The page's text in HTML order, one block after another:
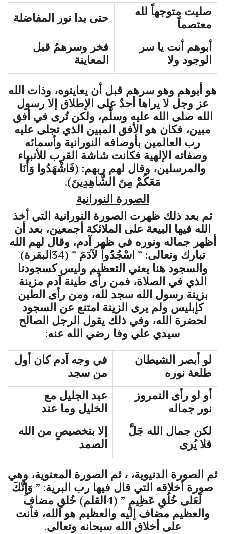
صليت متوجهاً لله
معتصماً
حتى بدا نور المفاضلة
أبوهم أنت يا سر
الوجود ولا
فخر وسرهمُ قبل
المعاينة
هو أبوهم وهو سرهم قبل أن يعاينوه، وذات الله
عز وجل لا يراها أحدٌ على الإطلاق إلا رسول
الله صلى الله عليه وسلَّم، ولكن تُرى في أفق
مبين، فكان هو الأفق المبين الذي تجلى عليه
رب العالمين بأوصافه النورانية وأسمائه
وصفاته الإلهية فكانت شاشة القرب للأنبياء
والمرسلين، وقال لهم ربهم: (فَاشْهَدُوا وَأَنَا
مَعَكُمْ مِنَ الشَّاهِدِينَ).
الصورة النورانية
ثم بعد ذلك ظهرت الصورة النورانية التي أخذ
الله فيها البيعة على الملائكة أجمعين، بعد أن
أظهر جماله ونوره في ظهر آدم، وقال لهم الله
تبارك وتعالى: ” اسْجُدُواْ لآدَمَ ” (34البقرة)
والسجود هنا يعني التعظيم وليس كسجودنا
الذي في الصلاة، فمن رأى طينة آدم مزينة
بزينة رسول الله سجد لله، ومن رأى الطين
كإبليس ولم يرى الزينة امتنع عن السجود
لحضرة الله، وفي ذلك يقول الرجل الصالح
سيدي علي وفا رضي الله عنه:
لو أبصر الشيطان
طلعة نوره
في وجه آدم كان أول
من سجد
أو لو رأى النمروز
نور جماله
عبد الجليل مع
الخليل وما عند
لكن جمال الله جَلَّ
فلا يُرى
إلا بتخصيصٍ من الله
الصمد
ثم الصورة الدنيوية، ، ثم الصورة المعنوية، وهي
صورة أخلاقه التي قال فيها رب البرية: ” وَإِنَّكَ
لَعَلى خُلُقِ عَظِيمٍ ” (4القلم) خُلقِ مضاف
والعظيم مضاف إليه والعظيم هو الله، فأنت
على أخلاق الله سبحانه وتعالى.